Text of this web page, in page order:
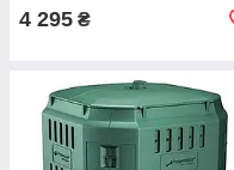
4 295 ₴